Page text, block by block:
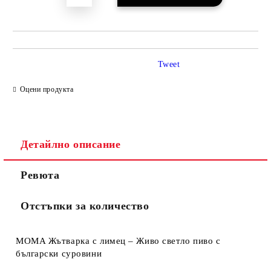
Оцени продукта
Tweet
Детайлно описание
Ревюта
Отстъпки за количество
MOMA Жътварка с лимец – Живо светло пиво с
български суровини